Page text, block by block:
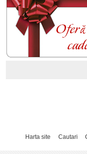
Harta site Cautari